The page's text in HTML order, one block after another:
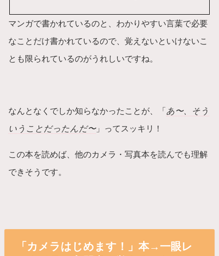
マンガで書かれているのと、わかりやすい言葉で必要
なことだけ書かれているので、覚えないといけないこ
とも限られているのがうれしいですね。
なんとなくでしか知らなかったことが、「あ〜、そう
いうことだったんだ〜」ってスッキリ！
この本を読めば、他のカメラ・写真本を読んでも理解
できそうです。
「カメラはじめます！」本→一眼レ